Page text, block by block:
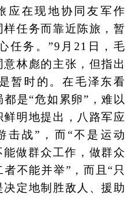
应在现地协同友军作
任务而靠近陈旅，暂
任务。”9月21日，毛
林彪的主张，但指出
暂时的。在毛泽东看
是“危如累卵”，难以
明地提出，八路军应
击战”，而“不是运动
做群众工作，做群众
不能并举”，而且“只
定地制胜敌人、援助